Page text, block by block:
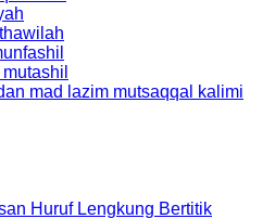
mad lazim mutsaqqal kalimi
Huruf Lengkung Bertitik